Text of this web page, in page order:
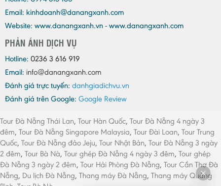
Email: kinhdoanh@danangxanh.com
Website: www.danangxanh.vn - www.danangxanh.com
PHẢN ÁNH DỊCH VỤ
Hotline: 0236 3 616 919
Email: info@danangxanh.com
Đánh giá trực tuyến: danhgiadichvu.vn
Đánh giá trên Google: Google Review
Tour Đà Nẵng Thái Lan, Tour Hàn Quốc, Tour Đà Nẵng 4 ngày 3
đêm, Tour Đà Nẵng Singapore Malaysia, Tour Đài Loan, Tour Trung
Quốc, Tour Đà Nẵng đảo Jeju, Tour Nhật Bản, Tour Đà Nẵng 3 ngày
2 đêm, Tour Bà Nà, Tour ghép Đà Nẵng 4 ngày 3 đêm, Tour ghép
Đà Nẵng 3 ngày 2 đêm, Tour Hải Phòng Đà Nẵng, Tour Cần Thơ Đà
Nẵng, Du lịch Đà Nẵng, Thang máy Đà Nẵng, Thang máy Quảng